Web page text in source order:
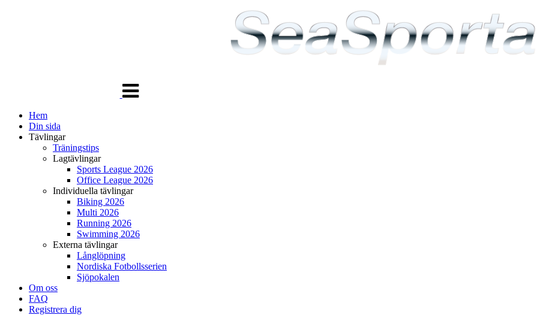
navigering
Hem
Din sida
Tävlingar
Träningstips
Lagtävlingar
Sports League 2026
Office League 2026
Individuella tävlingar
Biking 2026
Multi 2026
Running 2026
Swimming 2026
Externa tävlingar
Långlöpning
Nordiska Fotbollsserien
Sjöpokalen
Om oss
FAQ
Registrera dig